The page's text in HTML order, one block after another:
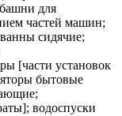
для
частей машин;
сидячие;
[части установок
бытовые
водоспуски